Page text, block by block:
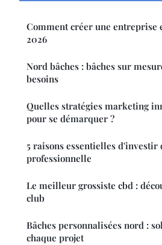
Comment créer une entreprise
2026
Nord bâches : bâches sur
besoins
Quelles stratégies marketing
pour se démarquer ?
5 raisons essentielles d'investir
professionnelle
Le meilleur grossiste cbd :
club
Bâches personnalisées nord :
chaque projet